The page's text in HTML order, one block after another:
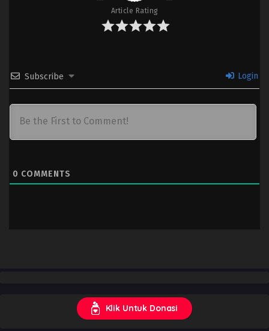
Article Rating
Subscribe Login
0 COMMENTS
Klik Untuk Donasi